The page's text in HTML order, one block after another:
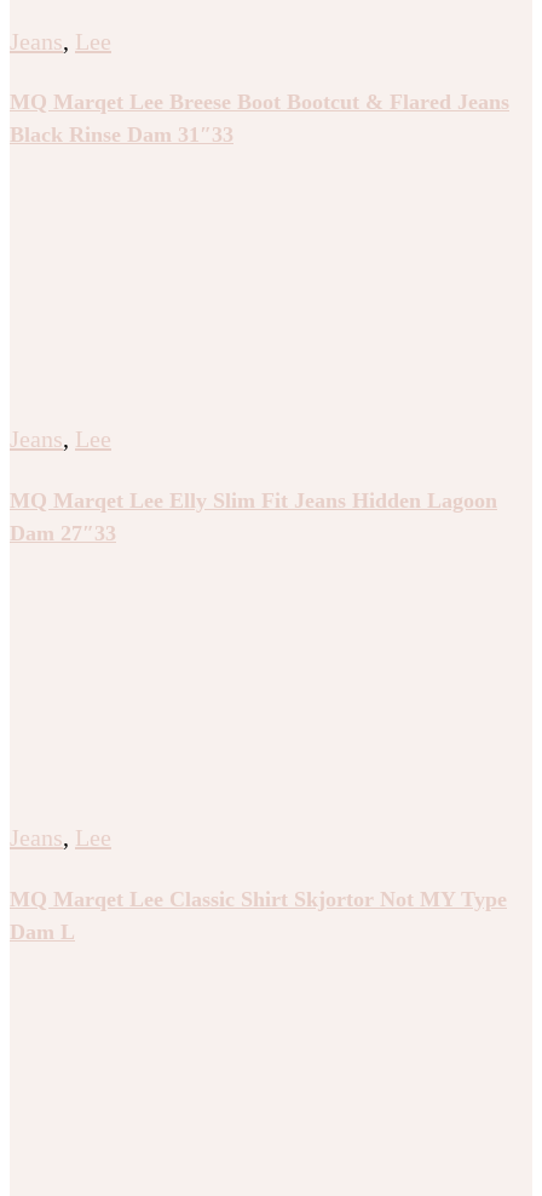
Jeans, Lee
MQ Marqet Lee Breese Boot Bootcut & Flared Jeans
Black Rinse Dam 31″33
Jeans, Lee
MQ Marqet Lee Elly Slim Fit Jeans Hidden Lagoon
Dam 27″33
Jeans, Lee
MQ Marqet Lee Classic Shirt Skjortor Not MY Type
Dam L